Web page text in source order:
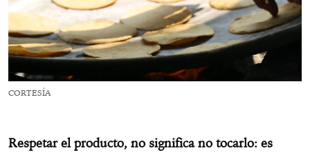
CORTESÍA
Respetar el producto, no significa no tocarlo: es